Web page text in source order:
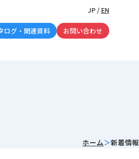
JP / EN
ログ・関連資料 お問い合わせ
ホーム 新着情報